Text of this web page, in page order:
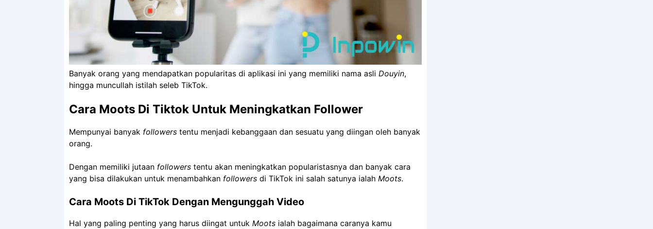
Banyak orang yang mendapatkan popularitas di aplikasi ini yang memiliki nama asli Douyin,
hingga muncullah istilah seleb TikTok.
Cara Moots Di Tiktok Untuk Meningkatkan Follower
Mempunyai banyak followers tentu menjadi kebanggaan dan sesuatu yang diingan oleh banyak
orang.
Dengan memiliki jutaan followers tentu akan meningkatkan popularistasnya dan banyak cara
yang bisa dilakukan untuk menambahkan followers di TikTok ini salah satunya ialah Moots.
Cara Moots Di TikTok Dengan Mengunggah Video
Hal yang paling penting yang harus diingat untuk Moots ialah bagaimana caranya kamu